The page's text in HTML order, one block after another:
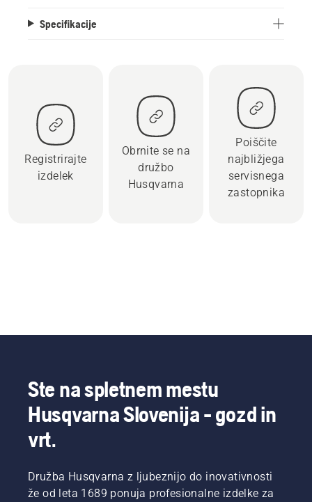
Specifikacije
Registrirajte
izdelek
Obrnite se na
družbo
Husqvarna
Poiščite
najbližjega
servisnega
zastopnika
Ste na spletnem mestu
Husqvarna Slovenija - gozd in
vrt.
Družba Husqvarna z ljubeznijo do inovativnosti
že od leta 1689 ponuja profesionalne izdelke za